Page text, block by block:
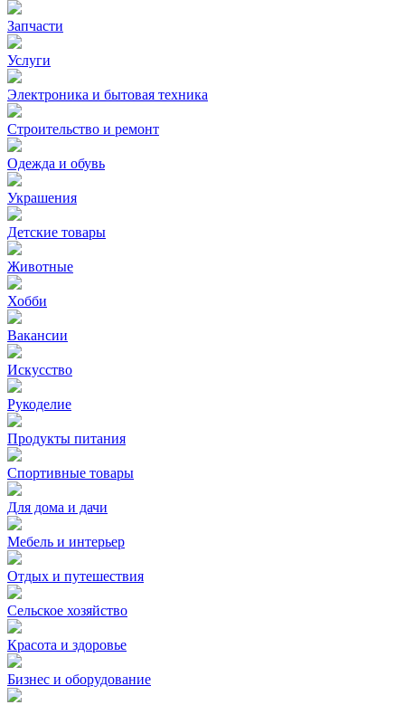
Запчасти
Услуги
Электроника и бытовая техника
Строительство и ремонт
Одежда и обувь
Украшения
Детские товары
Животные
Хобби
Вакансии
Искусство
Рукоделие
Продукты питания
Спортивные товары
Для дома и дачи
Мебель и интерьер
Отдых и путешествия
Сельское хозяйство
Красота и здоровье
Бизнес и оборудование